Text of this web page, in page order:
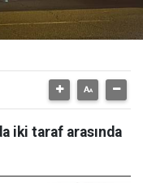
iki taraf arasında